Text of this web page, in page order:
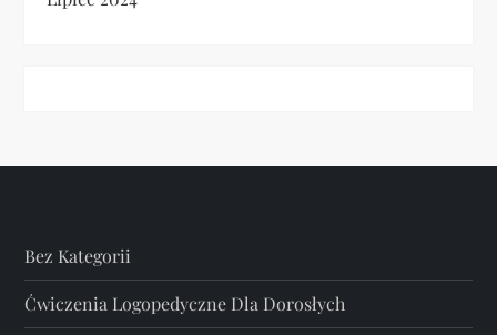
Bez Kategorii
Ćwiczenia Logopedyczne Dla Dorosłych